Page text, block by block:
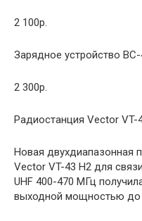
2 100р.
Зарядное устройство
2 300р.
Радиостанция Vector VT-
Новая двухдиапазонная
Vector VT-43 H2 для
UHF 400-470 МГц
выходной мощностью до